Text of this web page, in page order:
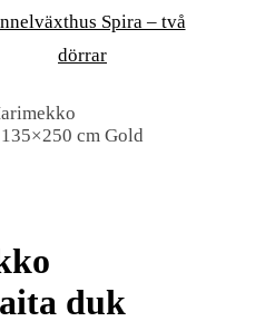
Spira – två
dörrar
cm Gold
duk